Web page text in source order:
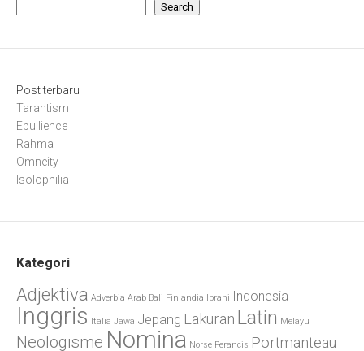
Search
Post terbaru
Tarantism
Ebullience
Rahma
Omneity
Isolophilia
Kategori
Adjektiva Adverbia Arab Bali Finlandia Ibrani Indonesia
Inggris Italia Jawa Jepang Lakuran Latin Melayu
Neologisme Nomina Norse Perancis Portmanteau